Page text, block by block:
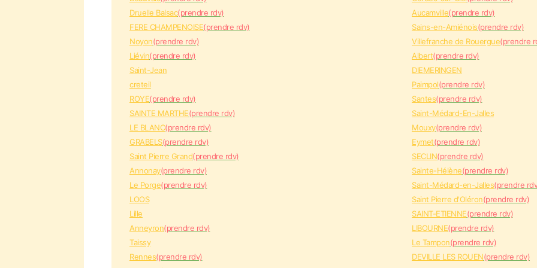
Druelle Balsac(prendre rdv) Aucamville(prendre rdv)
FERE CHAMPENOISE(prendre rdv) Sains-en-Amiénois(prendre rdv)
Noyon(prendre rdv) Villefranche de Rouergue(prendre
Liévin(prendre rdv) Albert(prendre rdv)
Saint-Jean
DIEMERINGEN
creteil
Paimpol(prendre rdv)
ROYE(prendre rdv) Santes(prendre rdv)
SAINTE MARTHE(prendre rdv)
Saint-Médard-En-Jalles
LE BLANC(prendre rdv) Mouxy(prendre rdv)
GRABELS(prendre rdv) Eymet(prendre rdv)
Saint Pierre Grand(prendre rdv) SECLIN(prendre rdv)
Annonay(prendre rdv) Sainte-Hélène(prendre rdv)
Le Porge(prendre rdv) Saint-Médard-en-Jalles(prendre
LOOS
Saint Pierre d'Oléron(prendre rdv)
Lille
SAINT-ETIENNE(prendre rdv)
Anneyron(prendre rdv) LIBOURNE(prendre rdv)
Taissy
Le Tampon(prendre rdv)
Rennes(prendre rdv) DEVILLE LES ROUEN(prendre rdv)